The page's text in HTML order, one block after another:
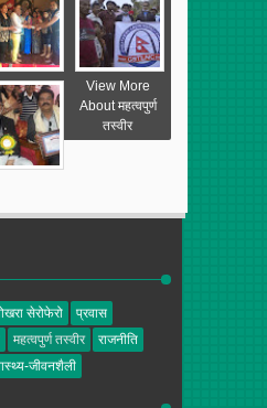
View More
About महत्वपुर्ण
तस्वीर
सेरोफेरो
प्रवास
महत्वपुर्ण तस्वीर
राजनीति
जीवनशैली